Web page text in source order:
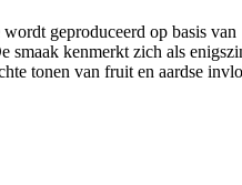
wordt geproduceerd op basis van
smaak kenmerkt zich als
tonen van fruit en aardse